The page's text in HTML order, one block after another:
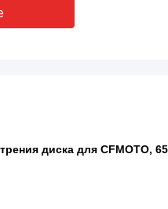
диска для CFMOTO,